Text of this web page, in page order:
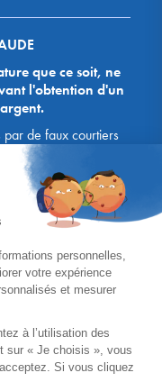
que ce soit, ne
l'obtention d'un
par de faux courtiers
de bénéficier de
des documents,
etc. Soyez vigilants :
de virer sur ses
à l'exception
Ace Crédit /
adresse mail
selon votre région et
emprunté de 200 000 €.
frais) de 3.21 % (taux
180 mensualités de
du crédit (hors frais) :
: 256 820,53 €.